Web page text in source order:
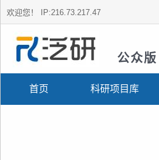
欢迎您！ IP:216.73.217.47
公众版
首页 科研项目库